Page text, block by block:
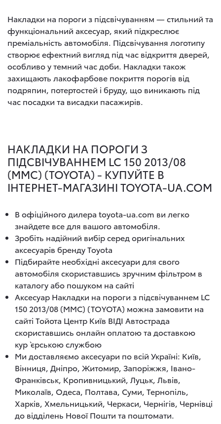
Накладки на пороги з підсвічуванням — стильний та
функціональний аксесуар, який підкреслює
преміальність автомобіля. Підсвічування логотипу
створює ефектний вигляд під час відкриття дверей,
особливо у темний час доби. Накладки також
захищають лакофарбове покриття порогів від
подряпин, потертостей і бруду, що виникають під
час посадки та висадки пасажирів.
НАКЛАДКИ НА ПОРОГИ З
ПІДСВІЧУВАННЕМ LC 150 2013/08
(MMC) (TOYOTA) - КУПУЙТЕ В
ІНТЕРНЕТ-МАГАЗИНІ TOYOTA-UA.COM
В офіційного дилера toyota-ua.com ви легко
знайдете все для вашого автомобіля.
Зробіть надійний вибір серед оригінальних
аксесуарів бренду Toyota
Підбирайте необхідні аксесуари для свого
автомобіля скориставшись зручним фільтром в
каталогу або пошуком на сайті
Аксесуар Накладки на пороги з підсвічуваннем LC
150 2013/08 (MMC) (TOYOTA) можна замовити на
сайті Тойота Центр Київ ВІДІ Автострада
скориставшись онлайн оплатою та доставкою
кур`єрською службою
Ми доставляємо аксесуари по всій Україні: Київ,
Вінниця, Дніпро, Житомир, Запоріжжя, Івано-
Франківськ, Кропивницький, Луцьк, Львів,
Миколаїв, Одеса, Полтава, Суми, Тернопіль,
Харків, Хмельницький, Черкаси, Чернігів, Чернівці
до відділень Нової Пошти та поштомати.